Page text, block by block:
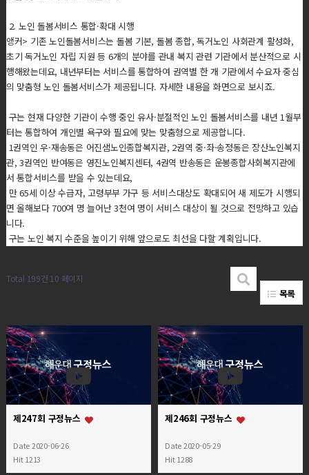
2. 노인 돌봄서비스 통합·확대 시행
앵커> 기존 노인돌봄서비스는 돌봄 기본, 돌봄 종합, 독거노인 사회관계 활성화,
초기 독거노인 자립 지원 등 6개의 분야를 관내 복지 관련 기관에서 분산적으로 시
행해왔는데요, 내년부터는 서비스를 통합하여 권역별 한 개 기관에서 수요자 중심
의 맞춤형 노인 돌봄서비스가 제공됩니다. 자세한 내용을 화면으로 보시죠.
구는 현재 다양한 기관이 수행 중인 유사·분절적인 노인 돌봄서비스를 내년 1월부
터는 통합하여 개인별 욕구와 필요에 맞는 맞춤형으로 제공합니다.
1권역인 우·재송동은 어진샘노인종합복지관, 2권역 중·좌·송정동은 장산노인복지
관, 3권역인 반여동은 영진노인복지센터, 4권역 반송동은 운봉종합사회복지관에
서 통합서비스를 받을 수 있는데요,
만 65세 이상 수급자, 고령부부 가구 등 서비스대상도 확대되어 새 제도가 시행되
면 올해보다 700여 명 늘어난 3천여 명이 서비스 대상이 될 것으로 전망하고 있습
니다.
구는 노인 복지 수준을 높이기 위해 앞으로도 최선을 다할 계획입니다.
목록
Total 199건 10 페이지
제247회 구정뉴스
Date 2020-06-26
Hit 1213
제246회 구정뉴스
Date 2020-05-29
Hit 1288